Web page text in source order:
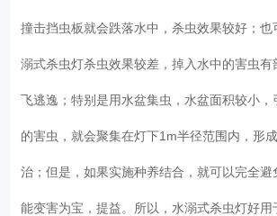
撞击挡虫板就会跌落水中，杀虫效果较好；也
溺式杀虫灯杀虫效果较差，掉入水中的害虫有
飞逃逸；特别是用水盆集虫，水盆面积较小
的害虫，就会聚集在灯下1m半径范围内，形
治；但是，如果实施种养结合，就可以完全避
能变害为宝，提益。所以，水溺式杀虫灯好